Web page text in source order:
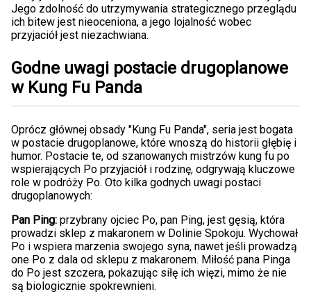
Jego zdolność do utrzymywania strategicznego przeglądu
ich bitew jest nieoceniona, a jego lojalność wobec
przyjaciół jest niezachwiana.
Godne uwagi postacie drugoplanowe
w Kung Fu Panda
Oprócz głównej obsady "Kung Fu Panda", seria jest bogata
w postacie drugoplanowe, które wnoszą do historii głębię i
humor. Postacie te, od szanowanych mistrzów kung fu po
wspierających Po przyjaciół i rodzinę, odgrywają kluczowe
role w podróży Po. Oto kilka godnych uwagi postaci
drugoplanowych:
Pan Ping: przybrany ojciec Po, pan Ping, jest gęsią, która
prowadzi sklep z makaronem w Dolinie Spokoju. Wychował
Po i wspiera marzenia swojego syna, nawet jeśli prowadzą
one Po z dala od sklepu z makaronem. Miłość pana Pinga
do Po jest szczera, pokazując siłę ich więzi, mimo że nie
są biologicznie spokrewnieni.